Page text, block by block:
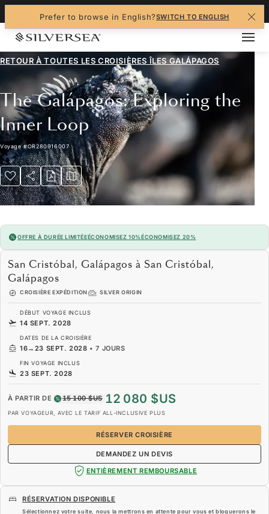
Prefer to browse in English?SWITCH TO ENGLISH
RETOUR À TOUTES LESCROISIÈRES ÎLES GALÁPAGOS
The Galápagos: Exploring the
Inner Loop
Voyage#OR280916007
OFFRE À DURÉE LIMITÉEÉCONOMISEZ 10%ÉCONOMISEZ 20%
San Cristóbal, Galápagos à San Cristóbal,
Galápagos
CROISIÈRE EXPÉDITION SILVER ORIGIN
DÉBUT VOYAGE INCLUS
14 SEPT. 2028
DATES DE LA CROISIÈRE
16→ 23 SEPT. 2028 •7 JOURS
FIN VOYAGE INCLUS
23 SEPT. 2028
À PARTIR DE 15 100 $US 12 080 $US
PAR VOYAGEUR, AVEC LE TARIF ALL-INCLUSIVE PLUS
RÉSERVER CROISIÈRE
DEMANDEZ UN DEVIS
ENTIÈREMENT REMBOURSABLE
RÉSERVATION DISPONIBLE
Sélectionnez votre suite, nous la mettrons en attente pour vous et bloquerons le